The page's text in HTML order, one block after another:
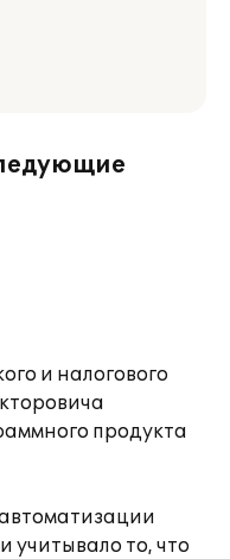
и налогового
продукта
учитывало то, что